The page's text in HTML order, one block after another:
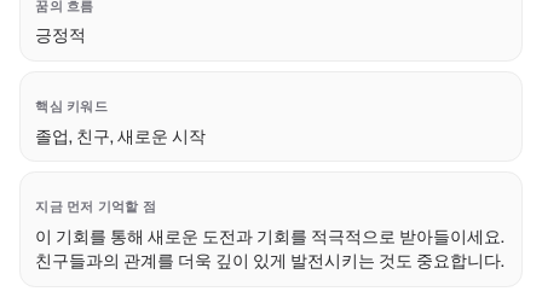
꿈의 흐름
긍정적
핵심 키워드
졸업, 친구, 새로운 시작
지금 먼저 기억할 점
이 기회를 통해 새로운 도전과 기회를 적극적으로 받아들이세요.
친구들과의 관계를 더욱 깊이 있게 발전시키는 것도 중요합니다.